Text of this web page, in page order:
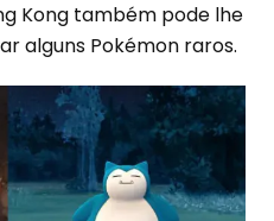
Kong também pode lhe
alguns Pokémon raros.